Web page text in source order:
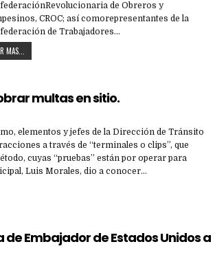
de Obreros y
CROC; así comorepresentantes de la
de Trabajadores…
MAS...
multas en sitio.
elementos y jefes de la Dirección de Tránsito
a través de “terminales o clips”, que
cuyas “pruebas” están por operar para
Luis Morales, dio a conocer…
Embajador de Estados Unidos a